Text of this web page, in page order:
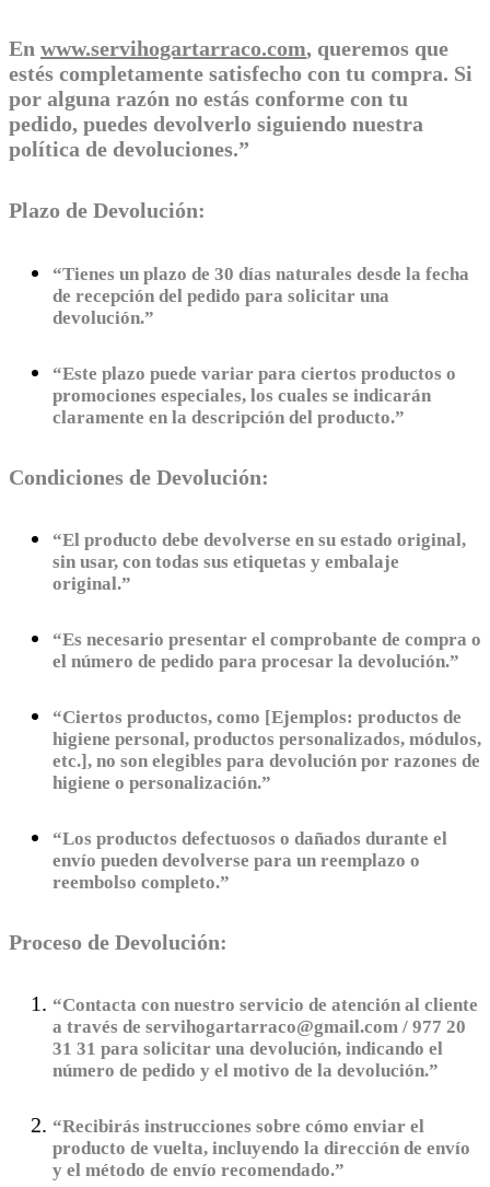
En www.servihogartarraco.com, queremos que
estés completamente satisfecho con tu compra. Si
por alguna razón no estás conforme con tu
pedido, puedes devolverlo siguiendo nuestra
política de devoluciones.”
Plazo de Devolución:
“Tienes un plazo de 30 días naturales desde la fecha
de recepción del pedido para solicitar una
devolución.”
“Este plazo puede variar para ciertos productos o
promociones especiales, los cuales se indicarán
claramente en la descripción del producto.”
Condiciones de Devolución:
“El producto debe devolverse en su estado original,
sin usar, con todas sus etiquetas y embalaje
original.”
“Es necesario presentar el comprobante de compra o
el número de pedido para procesar la devolución.”
“Ciertos productos, como [Ejemplos: productos de
higiene personal, productos personalizados, módulos,
etc.], no son elegibles para devolución por razones de
higiene o personalización.”
“Los productos defectuosos o dañados durante el
envío pueden devolverse para un reemplazo o
reembolso completo.”
Proceso de Devolución:
“Contacta con nuestro servicio de atención al cliente
a través de servihogartarraco@gmail.com / 977 20
31 31 para solicitar una devolución, indicando el
número de pedido y el motivo de la devolución.”
“Recibirás instrucciones sobre cómo enviar el
producto de vuelta, incluyendo la dirección de envío
y el método de envío recomendado.”